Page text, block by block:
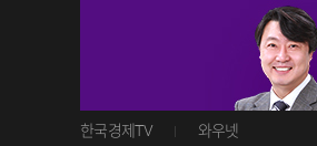
한국경제TV 와우넷